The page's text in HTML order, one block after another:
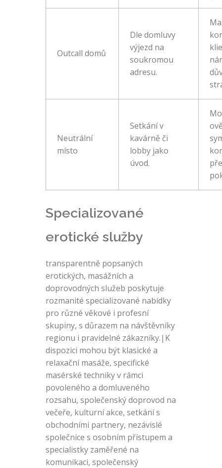
Outcall domů
Dle domluvy
výjezd na
soukromou
adresu.
Neutrální
místo
Setkání v
kavárně či
lobby jako
úvod.
Specializované
erotické služby
transparentně popsaných
erotických, masážních a
doprovodných služeb poskytuje
rozmanité specializované nabídky
pro různé věkové i profesní
skupiny, s důrazem na návštěvníky
regionu i pravidelné zákazníky.|K
dispozici mohou být klasické a
relaxační masáže, specifické
masérské techniky v rámci
povoleného a domluveného
rozsahu, společenský doprovod na
večeře, kulturní akce, setkání s
obchodními partnery, nezávislé
společnice s osobním přístupem a
specialistky zaměřené na
komunikaci, společenský